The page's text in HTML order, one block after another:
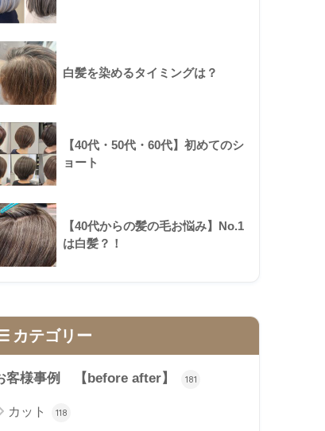
白髪を染めるタイミングは？
【40代・50代・60代】初めてのシ
ョート
【40代からの髪の毛お悩み】No.1
は白髪？！
カテゴリー
客様事例 【before after】 181
カット 118